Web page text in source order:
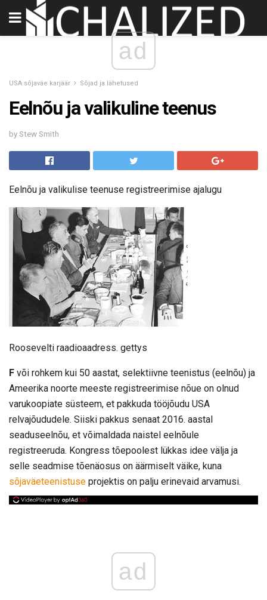
ad
USA sõjaväe karjäär Sõjad ja lähetused
Eelnõu ja valikuline teenus
by Stew Smith
Eelnõu ja valikulise teenuse registreerimise ajalugu
Roosevelti raadioaadress. gettys
F või rohkem kui 50 aastat, selektiivne teenistus (eelnõu) ja
Ameerika noorte meeste registreerimise nõue on olnud
varukoopiate süsteem, et pakkuda tööjõudu USA
relvajõududele. Siiski pakkus senaat 2016. aastal
seaduseelnõu, et võimaldada naistel eelnõule
registreeruda. Kongress tõepoolest lükkas idee välja ja
selle seadmise tõenäosus on äärmiselt väike, kuna
sõjaväeteenistuse projektis on palju erinevaid arvamusi.
ad